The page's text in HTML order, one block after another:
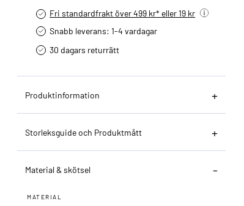
Fri standardfrakt över 499 kr* eller 19 kr
Snabb leverans: 1-4 vardagar
30 dagars returrätt­
Produktinformation
Storleksguide och Produktmått
Material & skötsel
MATERIAL